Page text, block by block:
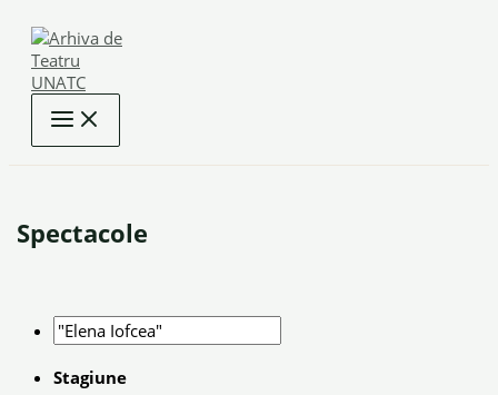
content
Spectacole
Stagiune